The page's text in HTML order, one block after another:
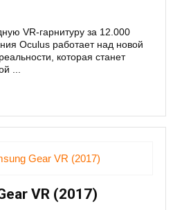
VR-гарнитуру за 12.000
Oculus работает над новой
которая станет
...
VR (2017)